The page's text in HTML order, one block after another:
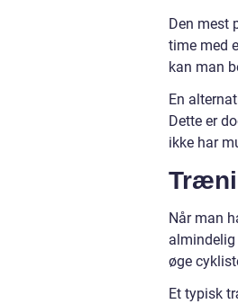
Den mest
time med
kan man
En
Dette er
ikke har
Når man
øge
Et typisk